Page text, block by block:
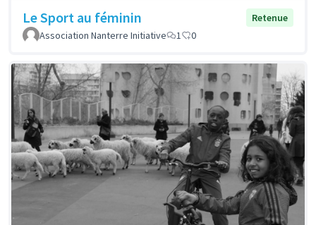
Le Sport au féminin
Retenue
Association Nanterre Initiative
1 0